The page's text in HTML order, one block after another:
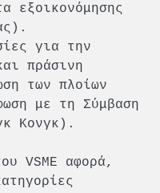
εξοικονόμησης
για την
πράσινη
των πλοίων
με τη Σύμβαση
Κονγκ).
VSME αφορά,